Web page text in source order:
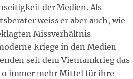
der Medien. Als
weiss er aber auch, wie
Missverhältnis
Kriege in den Medien
seit dem Vietnamkrieg das
immer mehr Mittel für ihre